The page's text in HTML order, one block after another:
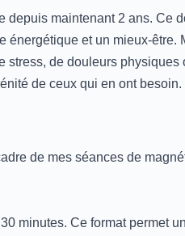
maintenant 2 ans. Ce
et un mieux-
de douleurs
de ceux qui en ont besoin.
de mes séances de
minutes. Ce format permet